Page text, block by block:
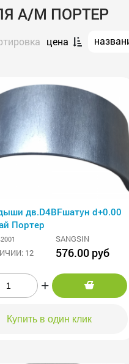
А/М ПОРТЕР
цена
дв.D4BFшатун d+0.00
Портер
SANGSIN
12
576.00 руб
+
Купить в один клик